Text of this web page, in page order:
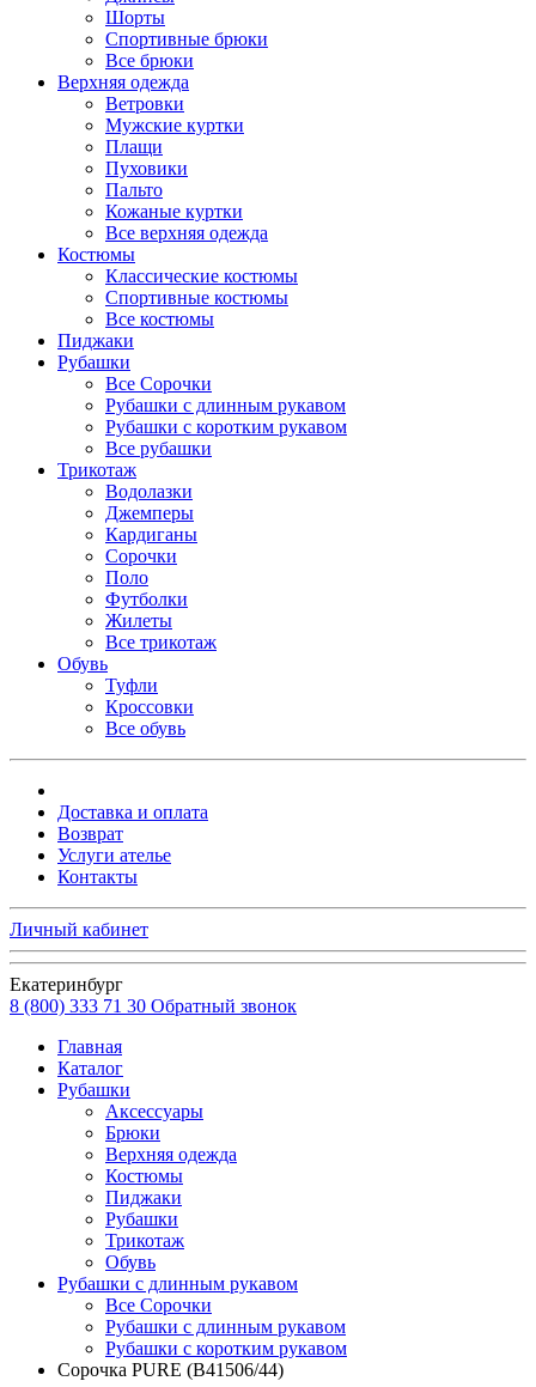
Шорты
Спортивные брюки
Все брюки
Верхняя одежда
Ветровки
Мужские куртки
Плащи
Пуховики
Пальто
Кожаные куртки
Все верхняя одежда
Костюмы
Классические костюмы
Спортивные костюмы
Все костюмы
Пиджаки
Рубашки
Все Сорочки
Рубашки с длинным рукавом
Рубашки с коротким рукавом
Все рубашки
Трикотаж
Водолазки
Джемперы
Кардиганы
Сорочки
Поло
Футболки
Жилеты
Все трикотаж
Обувь
Туфли
Кроссовки
Все обувь
Доставка и оплата
Возврат
Услуги ателье
Контакты
Личный кабинет
Екатеринбург
8 (800) 333 71 30 Обратный звонок
Главная
Каталог
Рубашки
Аксессуары
Брюки
Верхняя одежда
Костюмы
Пиджаки
Рубашки
Трикотаж
Обувь
Рубашки с длинным рукавом
Все Сорочки
Рубашки с длинным рукавом
Рубашки с коротким рукавом
Сорочка PURE (B41506/44)